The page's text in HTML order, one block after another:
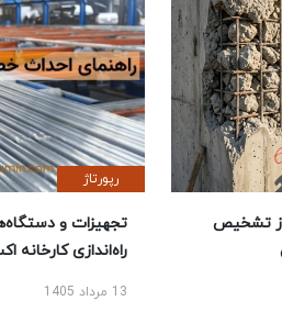
تشخیص
رپورتاژ
تجهیزات و
راه‌اندازی کارخانه
13 مرداد 1405